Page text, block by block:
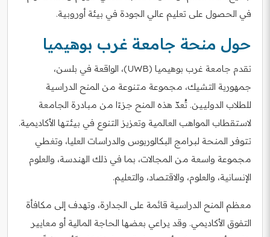
في الحصول على تعليم عالي الجودة في بيئة أوروبية.
حول منحة جامعة غرب بوهيميا
تقدم جامعة غرب بوهيميا (UWB)، الواقعة في بلسن،
جمهورية التشيك، مجموعة متنوعة من المنح الدراسية
للطلاب الدوليين. تُعدّ هذه المنح جزءًا من مبادرة الجامعة
لاستقطاب المواهب العالمية وتعزيز التنوع في بيئتها الأكاديمية.
تتوفر المنحة لبرامج البكالوريوس والدراسات العليا، وتغطي
مجموعة واسعة من المجالات، بما في ذلك الهندسة، والعلوم
الإنسانية، والعلوم، والاقتصاد، والتعليم.
معظم المنح الدراسية قائمة على الجدارة، وتهدف إلى مكافأة
التفوق الأكاديمي. وقد يراعي بعضها الحاجة المالية أو معايير